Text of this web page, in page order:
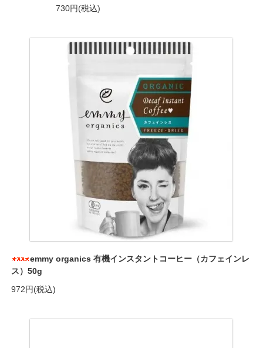
730円(税込)
emmy organics 有機インスタントコーヒー（カフェインレ
ス）50g
972円(税込)